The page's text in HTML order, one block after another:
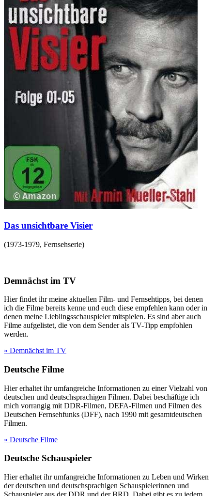
Das unsichtbare Visier
(1973-1979, Fernsehserie)
Demnächst im TV
Hier findet ihr meine aktuellen Film- und Fernsehtipps, bei denen
ich die Filme bereits kenne und euch diese empfehlen kann oder in
denen meine Lieblingsschauspieler mitspielen. Es sind aber auch
Filme aufgelistet, die von dem Sender als TV-Tipp empfohlen
werden.
» Demnächst im TV
Deutsche Filme
Hier erhaltet ihr umfangreiche Informationen zu einer Vielzahl von
deutschen und deutschsprachigen Filmen. Dabei beschäftige ich
mich vorrangig mit DDR-Filmen, DEFA-Filmen und Filmen des
Deutschen Fernsehfunks (DFF), nach 1990 mit gesamtdeutschen
Filmen.
» Deutsche Filme
Deutsche Schauspieler
Hier erhaltet ihr umfangreiche Informationen zu Leben und Wirken
der deutschen und deutschsprachigen Schauspielerinnen und
Schauspieler aus der DDR und der BRD. Dabei gibt es zu jedem